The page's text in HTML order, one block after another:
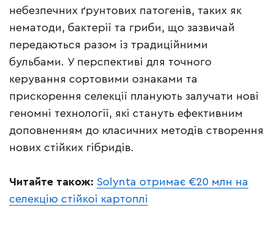
небезпечних ґрунтових патогенів, таких як
нематоди, бактерії та гриби, що зазвичай
передаються разом із традиційними
бульбами. У перспективі для точного
керування сортовими ознаками та
прискорення селекції планують залучати нові
геномні технології, які стануть ефективним
доповненням до класичних методів створення
нових стійких гібридів.
Читайте також: Solynta отримає €20 млн на
селекцію стійкої картоплі